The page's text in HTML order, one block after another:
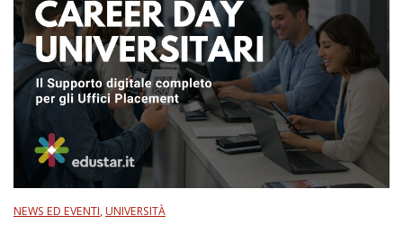
NEWS ED EVENTI,UNIVERSITÀ